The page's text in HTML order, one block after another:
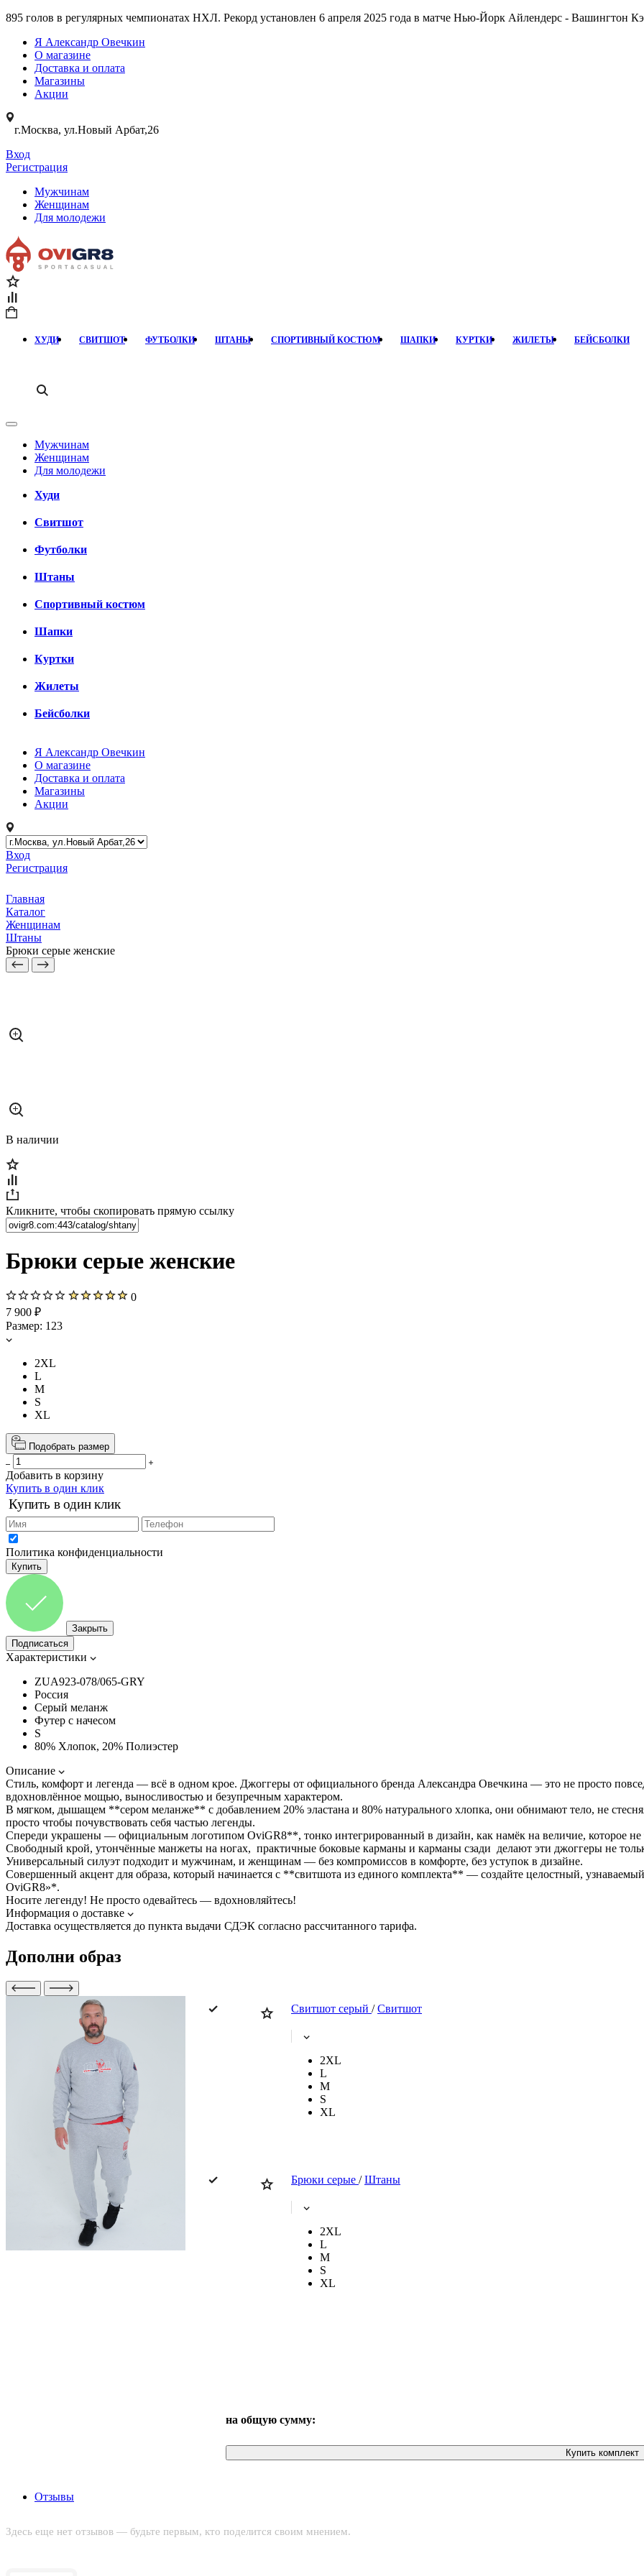
895 голов в регулярных чемпионатах НХЛ. Рекорд установлен 6 апреля 2025 года в матче Нью-Йорк Айлендерс - Вашингтон
Я Александр Овечкин
О магазине
Доставка и оплата
Магазины
Акции
г.Москва, ул.Новый Арбат,26
Вход
Регистрация
Мужчинам
Женщинам
Для молодежи
ХУДИ СВИТШОТ ФУТБОЛКИ ШТАНЫ СПОРТИВНЫЙ КОСТЮМ ШАПКИ КУРТКИ ЖИЛЕТЫ БЕЙСБОЛКИ
Мужчинам
Женщинам
Для молодежи
Худи
Свитшот
Футболки
Штаны
Спортивный костюм
Шапки
Куртки
Жилеты
Бейсболки
Я Александр Овечкин
О магазине
Доставка и оплата
Магазины
Акции
Вход
Регистрация
Главная
Каталог
Женщинам
Штаны
Брюки серые женские
В наличии
Кликните, чтобы скопировать прямую ссылку
Брюки серые женские
0
7 900 ₽
Размер: 123
2XL
L
M
S
XL
Подобрать размер
Добавить в корзину
Купить в один клик
Купить в один клик
Политика конфиденциальности
Закрыть
Подписаться
Характеристики
ZUA923-078/065-GRY
Россия
Серый меланж
Футер с начесом
S
80% Хлопок, 20% Полиэстер
Описание
Стиль, комфорт и легенда — всё в одном крое. Джоггеры от официального бренда Александра Овечкина — это не просто
вдохновлённое мощью, выносливостью и безупречным характером.
В мягком, дышащем **сером меланже** с добавлением 20% эластана и 80% натурального хлопка, они обнимают тело, не
просто чтобы почувствовать себя частью легенды.
Спереди украшены — официальным логотипом OviGR8**, тонко интегрированный в дизайн, как намёк на величие, которое не
Свободный крой, утончённые манжеты на ногах, практичные боковые карманы и карманы сзади делают эти джоггеры не
Универсальный силуэт подходит и мужчинам, и женщинам — без компромиссов в комфорте, без уступок в дизайне.
Совершенный акцент для образа, который начинается с **свитшота из единого комплекта** — создайте целостный,
OviGR8»*.
Носите легенду! Не просто одевайтесь — вдохновляйтесь!
Информация о доставке
Доставка осуществляется до пункта выдачи СДЭК согласно рассчитанного тарифа.
Дополни образ
Свитшот серый / Свитшот
2XL
L
M
S
XL
Брюки серые / Штаны
2XL
L
M
S
XL
на общую сумму:
Купить комплект
Отзывы
Здесь еще нет отзывов — будьте первым, кто поделится своим мнением.